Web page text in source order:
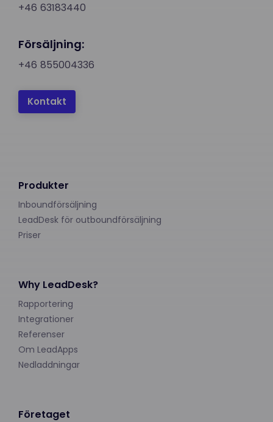
+46 63183440
Försäljning:
+46 855004336
Kontakt
Produkter
Inboundförsäljning
LeadDesk för outboundförsäljning
Priser
Why LeadDesk?
Rapportering
Integrationer
Referenser
Om LeadApps
Nedladdningar
Företaget